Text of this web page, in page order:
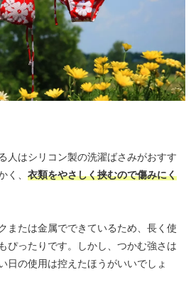
人はシリコン製の洗濯ばさみがおすす
く、 衣類をやさしく挟むので傷みにく
または金属でできているため、長く使
ぴったりです。しかし、つかむ強さは
日の使用は控えたほうがいいでしょ